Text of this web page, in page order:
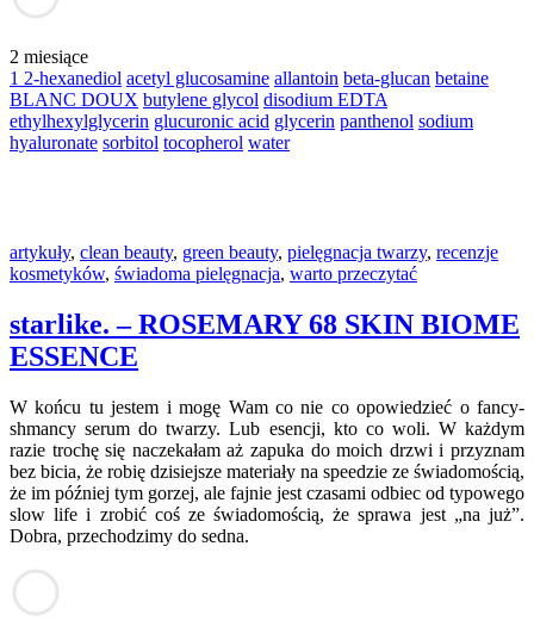
2 miesiące
1 2-hexanediol acetyl glucosamine allantoin beta-glucan betaine
BLANC DOUX butylene glycol disodium EDTA
ethylhexylglycerin glucuronic acid glycerin panthenol sodium
hyaluronate sorbitol tocopherol water
artykuły, clean beauty, green beauty, pielęgnacja twarzy, recenzje
kosmetyków, świadoma pielęgnacja, warto przeczytać
starlike. – ROSEMARY 68 SKIN BIOME
ESSENCE
W końcu tu jestem i mogę Wam co nie co opowiedzieć o fancy-
shmancy serum do twarzy. Lub esencji, kto co woli. W każdym
razie trochę się naczekałam aż zapuka do moich drzwi i przyznam
bez bicia, że robię dzisiejsze materiały na speedzie ze świadomością,
że im później tym gorzej, ale fajnie jest czasami odbiec od typowego
slow life i zrobić coś ze świadomością, że sprawa jest „na już”.
Dobra, przechodzimy do sedna.